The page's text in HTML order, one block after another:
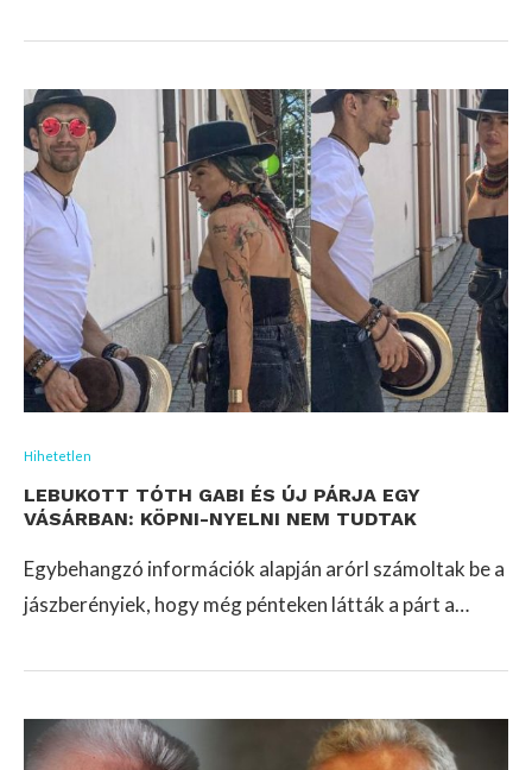
Hihetetlen
LEBUKOTT TÓTH GABI ÉS ÚJ PÁRJA EGY
VÁSÁRBAN: KÖPNI-NYELNI NEM TUDTAK
Egybehangzó információk alapján arórl számoltak be a
jászberényiek, hogy még pénteken látták a párt a…